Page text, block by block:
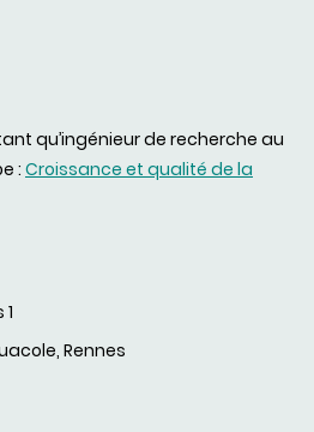
qu’ingénieur de recherche au
: Croissance et qualité de la
Rennes